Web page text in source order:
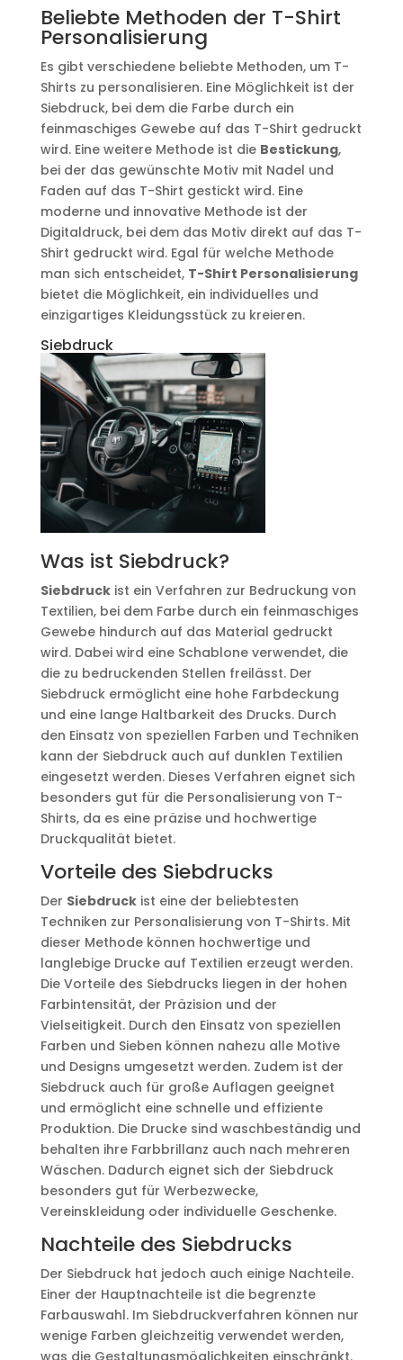
Beliebte Methoden der T-Shirt
Personalisierung
Es gibt verschiedene beliebte Methoden, um T-
Shirts zu personalisieren. Eine Möglichkeit ist der
Siebdruck, bei dem die Farbe durch ein
feinmaschiges Gewebe auf das T-Shirt gedruckt
wird. Eine weitere Methode ist die Bestickung,
bei der das gewünschte Motiv mit Nadel und
Faden auf das T-Shirt gestickt wird. Eine
moderne und innovative Methode ist der
Digitaldruck, bei dem das Motiv direkt auf das T-
Shirt gedruckt wird. Egal für welche Methode
man sich entscheidet, T-Shirt Personalisierung
bietet die Möglichkeit, ein individuelles und
einzigartiges Kleidungsstück zu kreieren.
Siebdruck
Was ist Siebdruck?
Siebdruckist ein Verfahren zur Bedruckung von
Textilien, bei dem Farbe durch ein feinmaschiges
Gewebe hindurch auf das Material gedruckt
wird. Dabei wird eine Schablone verwendet, die
die zu bedruckenden Stellen freilässt. Der
Siebdruck ermöglicht eine hohe Farbdeckung
und eine lange Haltbarkeit des Drucks. Durch
den Einsatz von speziellen Farben und Techniken
kann der Siebdruck auch auf dunklen Textilien
eingesetzt werden. Dieses Verfahren eignet sich
besonders gut für die Personalisierung von T-
Shirts, da es eine präzise und hochwertige
Druckqualität bietet.
Vorteile des Siebdrucks
Der Siebdruckist eine der beliebtesten
Techniken zur Personalisierung von T-Shirts. Mit
dieser Methode können hochwertige und
langlebige Drucke auf Textilien erzeugt werden.
Die Vorteile des Siebdrucks liegen in der hohen
Farbintensität, der Präzision und der
Vielseitigkeit. Durch den Einsatz von speziellen
Farben und Sieben können nahezu alle Motive
und Designs umgesetzt werden. Zudem ist der
Siebdruck auch für große Auflagen geeignet
und ermöglicht eine schnelle und effiziente
Produktion. Die Drucke sind waschbeständig und
behalten ihre Farbbrillanz auch nach mehreren
Wäschen. Dadurch eignet sich der Siebdruck
besonders gut für Werbezwecke,
Vereinskleidung oder individuelle Geschenke.
Nachteile des Siebdrucks
Der Siebdruck hat jedoch auch einige Nachteile.
Einer der Hauptnachteile ist die begrenzte
Farbauswahl. Im Siebdruckverfahren können nur
wenige Farben gleichzeitig verwendet werden,
was die Gestaltungsmöglichkeiten einschränkt.